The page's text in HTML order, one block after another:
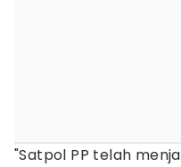
"Satpol PP telah